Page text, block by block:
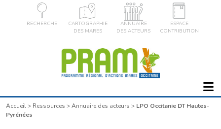
RECHERCHE
CARTOGRAPHIE
DES MARES
ANNUAIRE
DES ACTEURS
ESPACE
CONTRIBUTION
Accueil> Ressources >Annuaire des acteurs > LPO Occitanie DT Hautes-
Pyrénées